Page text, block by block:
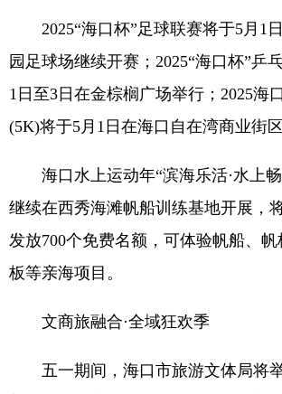
2025“海口杯”足球联赛将于5月1
园足球场继续开赛；2025“海口杯”乒
1日至3日在金棕榈广场举行；2025海
(5K)将于5月1日在海口自在湾商业街区
海口水上运动年“滨海乐活·水上畅
继续在西秀海滩帆船训练基地开展，
发放700个免费名额，可体验帆船、
板等亲海项目。
文商旅融合·全域狂欢季
五一期间，海口市旅游文体局将举